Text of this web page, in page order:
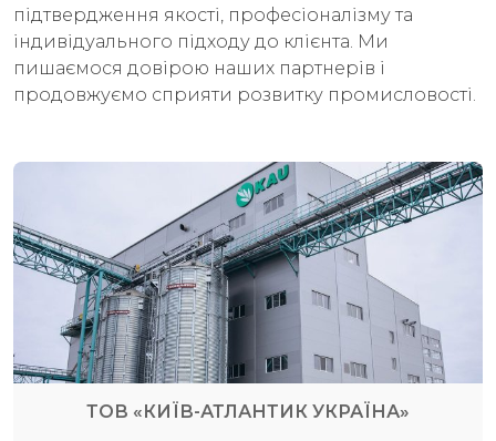
підтвердження якості, професіоналізму та
індивідуального підходу до клієнта. Ми
пишаємося довірою наших партнерів і
продовжуємо сприяти розвитку промисловості.
ТОВ «КИЇВ-АТЛАНТИК УКРАЇНА»